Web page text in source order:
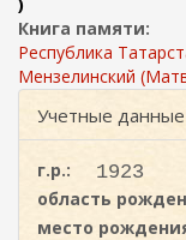
и
с
к
Книга памяти:
Республика
Мензелинский
Учетные данные
г.р.:
1923
область
место